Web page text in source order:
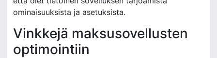
ominaisuuksista ja asetuksista.
Vinkkejä maksusovellusten
optimointiin